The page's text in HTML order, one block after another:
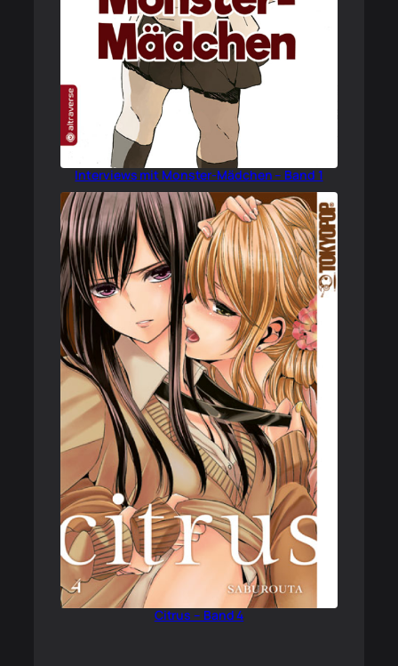
Interviews mit Monster-Mädchen – Band 1
Citrus – Band 4